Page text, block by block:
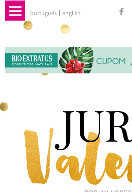
português english